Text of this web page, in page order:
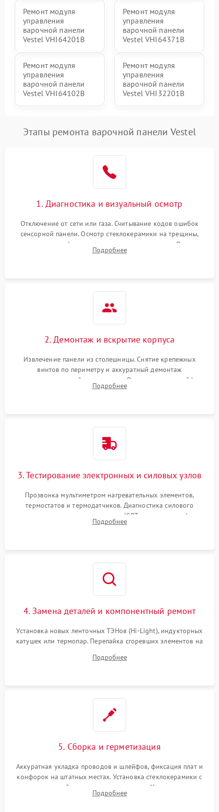
Ремонт модуля
управления
варочной панели
Vestel VHI64201B
Ремонт модуля
управления
варочной панели
Vestel VHI64371B
Ремонт модуля
управления
варочной панели
Vestel VHI64102B
Ремонт модуля
управления
варочной панели
Vestel VHI32201B
Этапы ремонта варочной панели Vestel
1. Диагностика и визуальный осмотр
Отключение от сети или газа. Считывание кодов ошибок
сенсорной панели. Осмотр стеклокерамики на трещины,
проверка конфорок на равномерность нагрева. Опрос
клиента о симптомах (не включается, не видит посуду,
Подробнее
2. Демонтаж и вскрытие корпуса
Извлечение панели из столешницы. Снятие крепежных
винтов по периметру и аккуратный демонтаж
стеклокерамической поверхности. Отсоединение шлейфов
сенсорного блока для доступа к силовым платам, катушкам
Подробнее
3. Тестирование электронных и силовых узлов
Прозвонка мультиметром нагревательных элементов,
термостатов и термодатчиков. Диагностика силового
модуля, реле, диодных мостов и IGBT-транзисторов (для
индукции). Проверка кранов и газ-контроля (для газовых
Подробнее
4. Замена деталей и компонентный ремонт
Установка новых ленточных ТЭНов (Hi-Light), индукторных
катушек или термопар. Перепайка сгоревших элементов на
дорожек. Очистка контактов и замена поврежденной
Подробнее
5. Сборка и герметизация
Аккуратная укладка проводов и шлейфов, фиксация плат и
конфорок на штатных местах. Установка стеклокерамики с
проверкой равномерности зазоров. Нанесение
термостойкого герметика или укладка уплотнительной
Подробнее